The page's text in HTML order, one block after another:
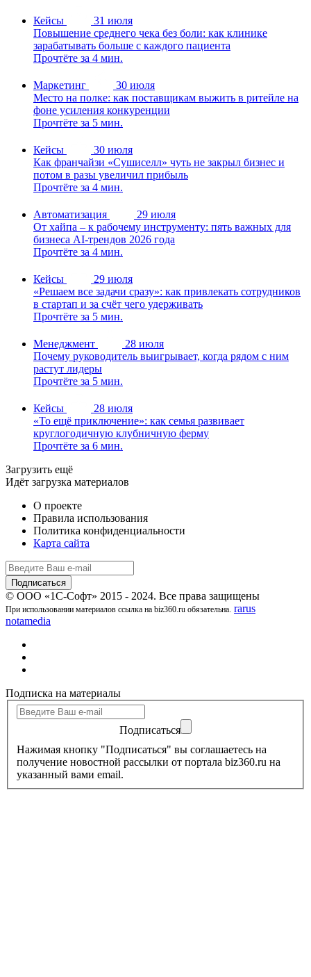
Кейсы
31 июля
Повышение среднего чека без боли: как клинике
зарабатывать больше с каждого пациента
Прочтёте за 4 мин.
Маркетинг
30 июля
Место на полке: как поставщикам выжить в ритейле на
фоне усиления конкуренции
Прочтёте за 5 мин.
Кейсы
30 июля
Как франчайзи «Сушиселл» чуть не закрыл бизнес и
потом в разы увеличил прибыль
Прочтёте за 4 мин.
Автоматизация
29 июля
От хайпа – к рабочему инструменту: пять важных для
бизнеса AI-трендов 2026 года
Прочтёте за 4 мин.
Кейсы
29 июля
«Решаем все задачи сразу»: как привлекать сотрудников
в стартап и за счёт чего удерживать
Прочтёте за 5 мин.
Менеджмент
28 июля
Почему руководитель выигрывает, когда рядом с ним
растут лидеры
Прочтёте за 5 мин.
Кейсы
28 июля
«То ещё приключение»: как семья развивает
круглогодичную клубничную ферму
Прочтёте за 6 мин.
Загрузить ещё
Идёт загрузка материалов
О проекте
Правила использования
Политика конфиденциальности
Карта сайта
© ООО «1С-Софт» 2015 - 2024. Все права защищены
При использовании материалов ссылка на biz360.ru обязательна. rarus
notamedia
Подписка на материалы
Подписаться
Нажимая кнопку "Подписаться" вы соглашаетесь на
получение новостной рассылки от портала biz360.ru на
указанный вами email.